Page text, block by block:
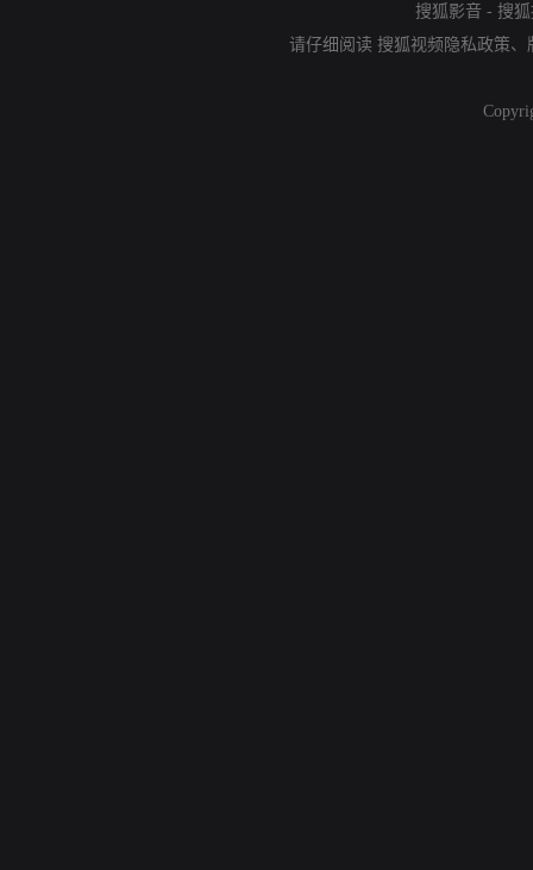
搜狐影音 - 搜
请仔细阅读 搜狐视频隐私政策、